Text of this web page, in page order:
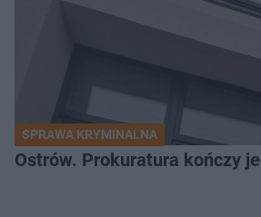
SPRAWA KRYMINALNA
Ostrów. Prokuratura kończy